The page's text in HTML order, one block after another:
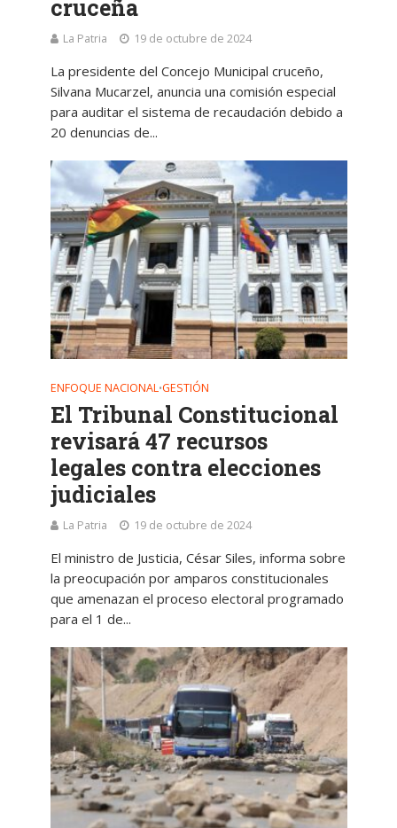
cruceña
La Patria 19 de octubre de 2024
La presidente del Concejo Municipal cruceño,
Silvana Mucarzel, anuncia una comisión especial
para auditar el sistema de recaudación debido a
20 denuncias de...
ENFOQUE NACIONAL•GESTIÓN
El Tribunal Constitucional
revisará 47 recursos
legales contra elecciones
judiciales
La Patria 19 de octubre de 2024
El ministro de Justicia, César Siles, informa sobre
la preocupación por amparos constitucionales
que amenazan el proceso electoral programado
para el 1 de...